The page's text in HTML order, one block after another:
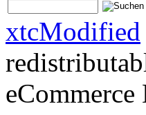
xtcModified